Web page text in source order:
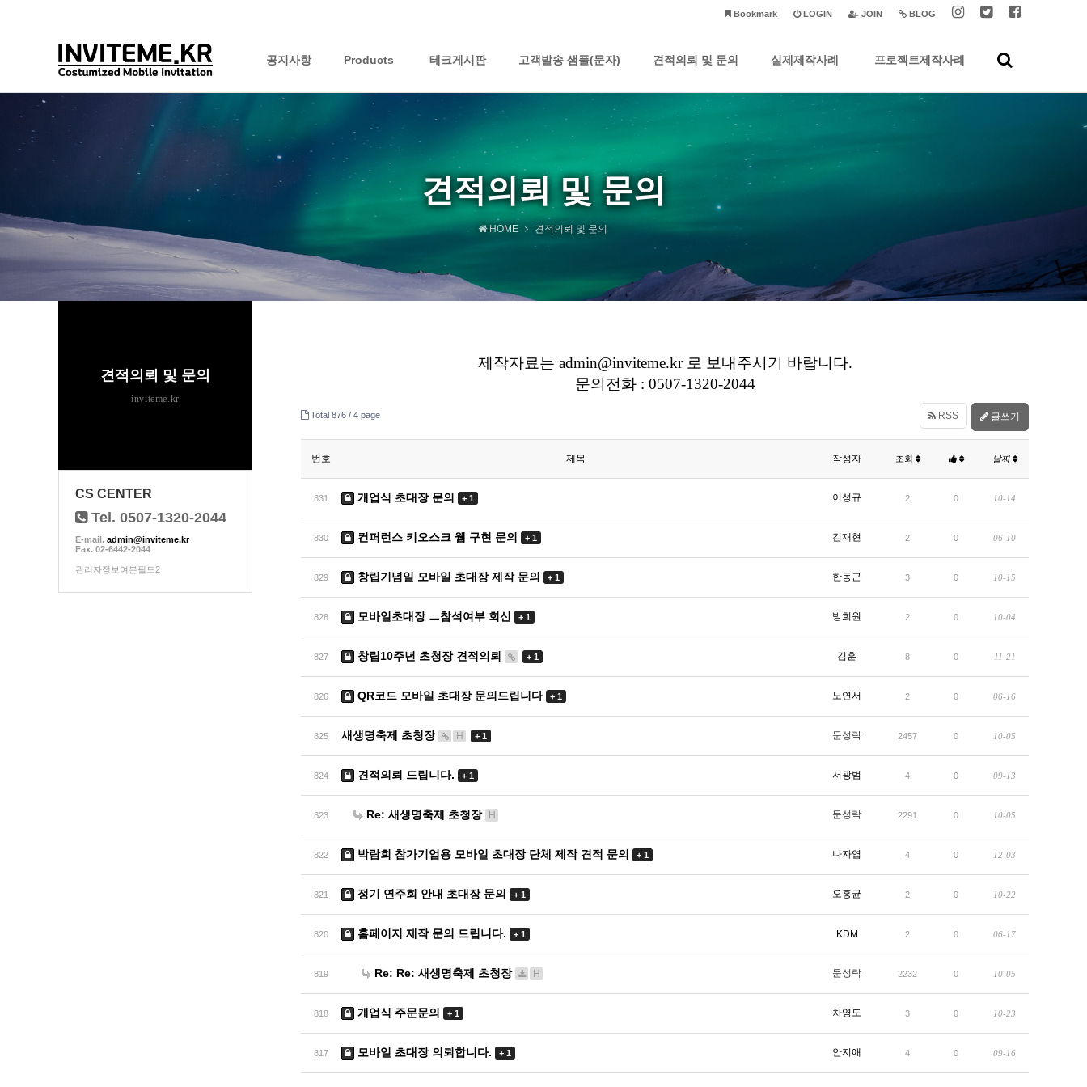
BLOG
JOIN
LOGIN
Bookmark
공지사항 Products 테크게시판 고객발송 샘플(문자) 견적의뢰 및 문의 실제제작사례
하위분류
프로젝트제작사례
견적의뢰 및 문의
HOME 견적의뢰 및 문의
제작자료는 admin@inviteme.kr 로 보내주시기 바랍니다.
문의전화 : 0507-1320-2044
Total 876 / 4 page RSS 글쓰기
번호 제목 작성자 조회 날짜
831 개업식 초대장 문의 + 1 이성규 2 0 10-14
830 컨퍼런스 키오스크 웹 구현 문의 + 1 김재현 2 0 06-10
829 창립기념일 모바일 초대장 제작 문의 + 1 한동근 3 0 10-15
828 모바일초대장 ㅡ참석여부 회신 + 1 방희원 2 0 10-04
827 창립10주년 초청장 견적의뢰 + 1 김훈 8 0 11-21
826 QR코드 모바일 초대장 문의드립니다 + 1 노연서 2 0 06-16
825 새생명축제 초청장 H + 1 문성락 2457 0 10-05
824 견적의뢰 드립니다. + 1 서광범 4 0 09-13
823 Re: 새생명축제 초청장 H 문성락 2291 0 10-05
822 박람회 참가기업용 모바일 초대장 단체 제작 견적 문의 + 1 나자엽 4 0 12-03
821 정기 연주회 안내 초대장 문의 + 1 오홍균 2 0 10-22
820 홈페이지 제작 문의 드립니다. + 1 KDM 2 0 06-17
819 Re: Re: 새생명축제 초청장 H 문성락 2232 0 10-05
818 개업식 주문문의 + 1 차영도 3 0 10-23
817 모바일 초대장 의뢰합니다. + 1 안지애 4 0 09-16
견적의뢰 및 문의
inviteme.kr
CS CENTER
Tel. 0507-1320-2044
E-mail. admin@inviteme.kr
Fax. 02-6442-2044
관리자정보여분필드2